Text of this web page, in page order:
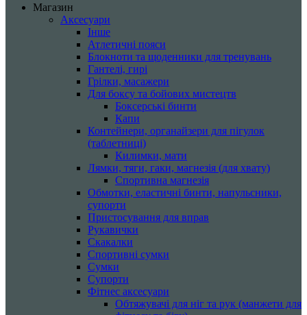
Магазин
Аксесуари
Інше
Атлетичні пояси
Блокноти та щоденники для тренувань
Гантелі, гирі
Грілки, масажери
Для боксу та бойових мистецтв
Боксерські бинти
Капи
Контейнери, органайзери для пігулок
(таблетниці)
Килимки, мати
Лямки, тяги, гаки, магнезія (для хвату)
Спортивна магнезія
Обмотки, еластичні бинти, напульсники,
супорти
Пристосування для вправ
Рукавички
Скакалки
Спортивні сумки
Сумки
Супорти
Фітнес аксесуари
Обтяжувачі для ніг та рук (манжети для